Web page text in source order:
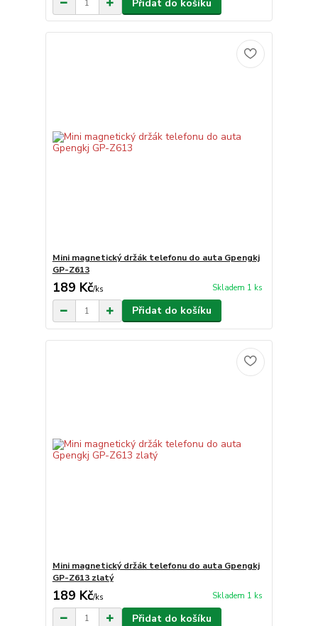
Přidat do košíku
Mini magnetický držák telefonu do auta Gpengkj
GP-Z613
189 Kč/ks Skladem 1 ks
Přidat do košíku
Mini magnetický držák telefonu do auta Gpengkj
GP-Z613 zlatý
189 Kč/ks Skladem 1 ks
Přidat do košíku